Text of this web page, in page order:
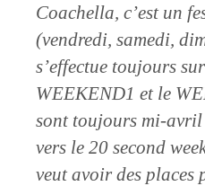
Coachella, c’est un
(vendredi, samedi,
s’effectue toujours
WEEKEND1 et le
sont toujours mi-avril
vers le 20 second
veut avoir des places